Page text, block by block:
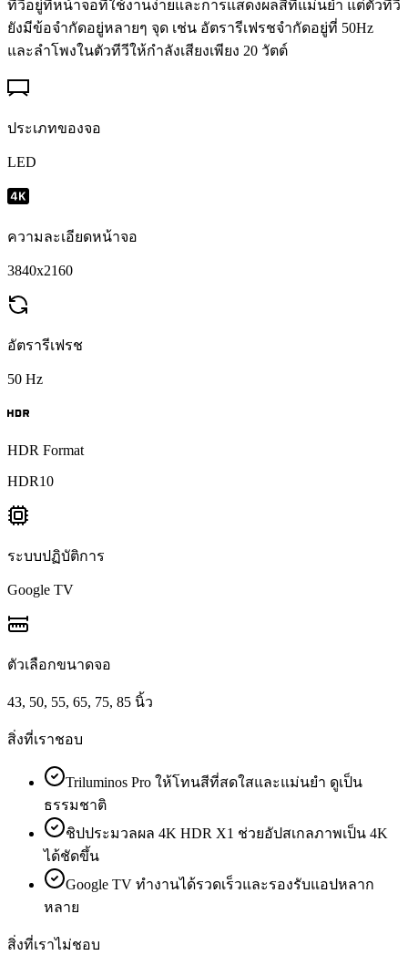
ทีวีอยู่ที่หน้าจอที่ใช้งานง่ายและการแสดงผลสีที่แม่นยำ แต่ตัวทีวี
ยังมีข้อจำกัดอยู่หลายๆ จุด เช่น อัตรารีเฟรชจำกัดอยู่ที่ 50Hz
และลำโพงในตัวทีวีให้กำลังเสียงเพียง 20 วัตต์
ประเภทของจอ
LED
ความละเอียดหน้าจอ
3840x2160
อัตรารีเฟรช
50 Hz
HDR Format
HDR10
ระบบปฏิบัติการ
Google TV
ตัวเลือกขนาดจอ
43, 50, 55, 65, 75, 85 นิ้ว
สิ่งที่เราชอบ
Triluminos Pro ให้โทนสีที่สดใสและแม่นยำ ดูเป็น
ธรรมชาติ
ชิปประมวลผล 4K HDR X1 ช่วยอัปสเกลภาพเป็น 4K
ได้ชัดขึ้น
Google TV ทำงานได้รวดเร็วและรองรับแอปหลาก
หลาย
สิ่งที่เราไม่ชอบ